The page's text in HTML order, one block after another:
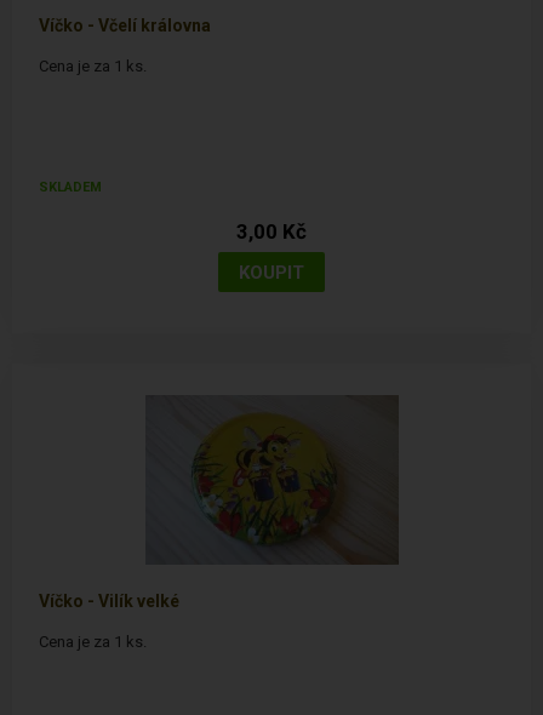
Víčko - Včelí královna
Cena je za 1 ks.
SKLADEM
3,00 Kč
Víčko - Vilík velké
Cena je za 1 ks.